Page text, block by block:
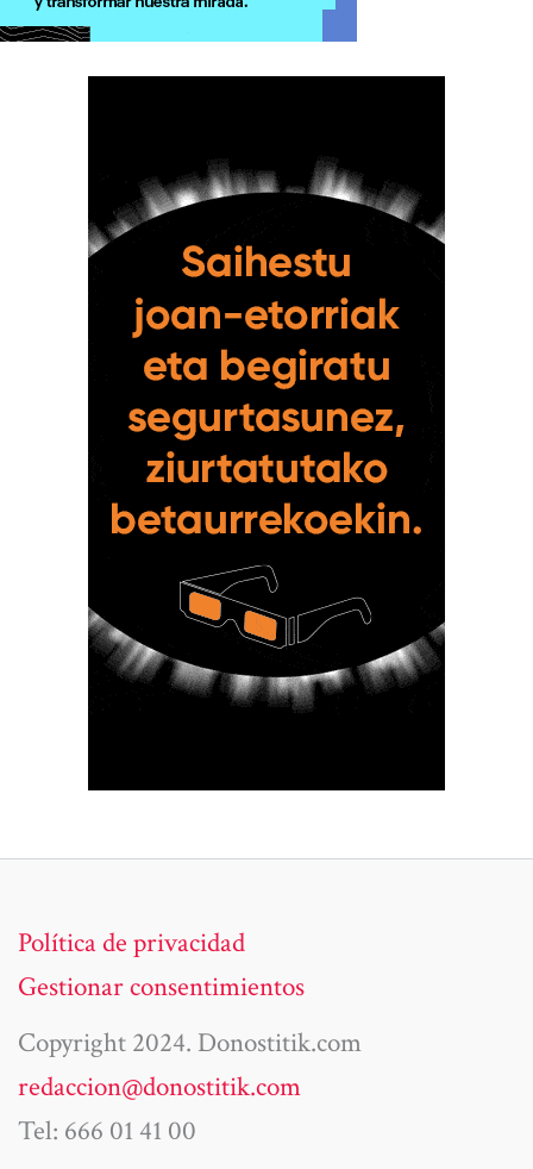
Política de privacidad
Gestionar consentimientos
Copyright 2024. Donostitik.com
redaccion@donostitik.com
Tel: 666 01 41 00